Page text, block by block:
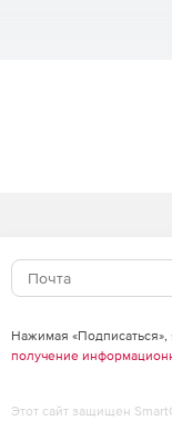
Нажимая «Подписаться»,
получение
Этот сайт защищен